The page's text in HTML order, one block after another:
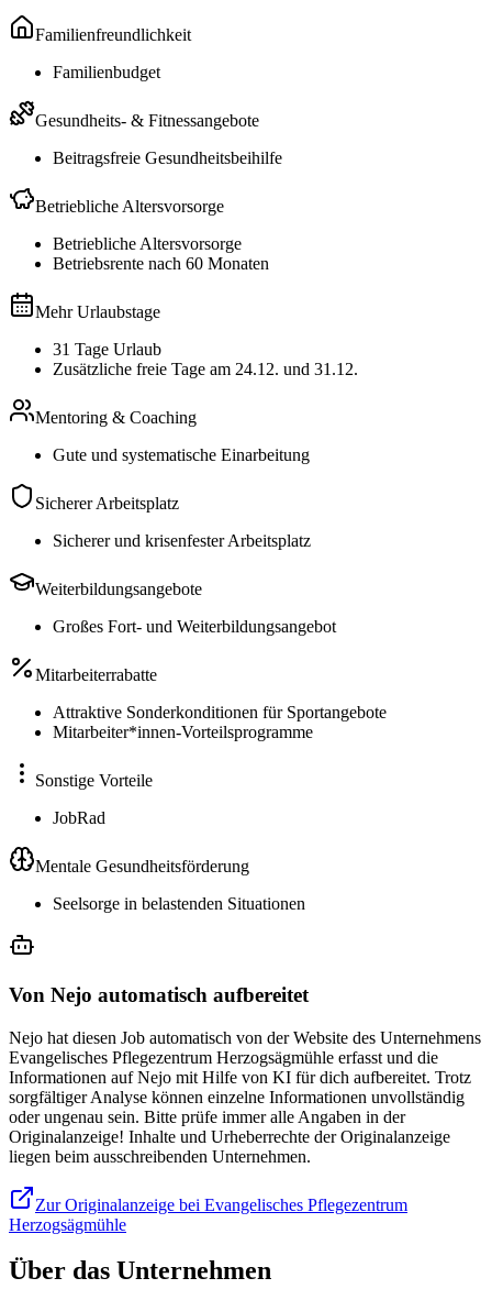
Familienfreundlichkeit
Familienbudget
Gesundheits- & Fitnessangebote
Beitragsfreie Gesundheitsbeihilfe
Betriebliche Altersvorsorge
Betriebliche Altersvorsorge
Betriebsrente nach 60 Monaten
Mehr Urlaubstage
31 Tage Urlaub
Zusätzliche freie Tage am 24.12. und 31.12.
Mentoring & Coaching
Gute und systematische Einarbeitung
Sicherer Arbeitsplatz
Sicherer und krisenfester Arbeitsplatz
Weiterbildungsangebote
Großes Fort- und Weiterbildungsangebot
Mitarbeiterrabatte
Attraktive Sonderkonditionen für Sportangebote
Mitarbeiter*innen-Vorteilsprogramme
Sonstige Vorteile
JobRad
Mentale Gesundheitsförderung
Seelsorge in belastenden Situationen
Von Nejo automatisch aufbereitet
Nejo hat diesen Job automatisch von der Website des Unternehmens
Evangelisches Pflegezentrum Herzogsägmühle erfasst und die
Informationen auf Nejo mit Hilfe von KI für dich aufbereitet. Trotz
sorgfältiger Analyse können einzelne Informationen unvollständig
oder ungenau sein. Bitte prüfe immer alle Angaben in der
Originalanzeige! Inhalte und Urheberrechte der Originalanzeige
liegen beim ausschreibenden Unternehmen.
Zur Originalanzeige bei Evangelisches Pflegezentrum
Herzogsägmühle
Über das Unternehmen